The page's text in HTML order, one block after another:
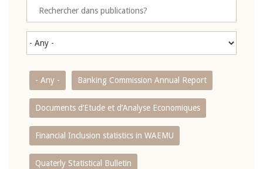
- Any - Banking Commission Annual Report
Documents d’Etude et d’Analyse Economiques
Financial Inclusion statistics in WAEMU
Quaterly Statistical Bulletin